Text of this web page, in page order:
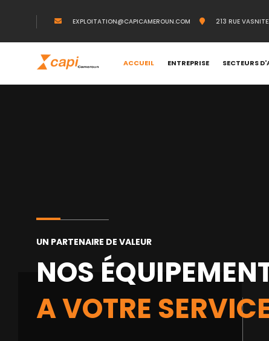
EXPLOITATION@CAPICAMEROUN.COM 213 RUE
ACCUEIL ENTREPRISE SECTEURS
UN PARTENAIRE DE VALEUR
NOS
A VOTRE